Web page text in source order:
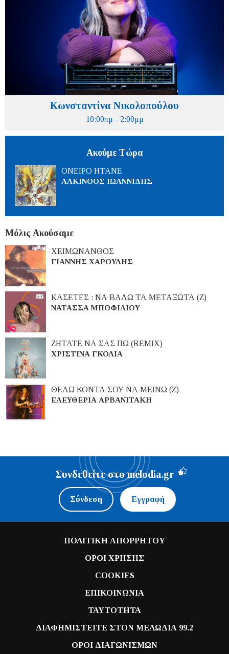
Κωνσταντίνα Νικολοπούλου
10:00πμ - 2:00μμ
Ακούμε Τώρα
ΟΝΕΙΡΟ ΗΤΑΝΕ
ΑΛΚΙΝΟΟΣ ΙΩΑΝΝΙΔΗΣ
Μόλις Ακούσαμε
ΧΕΙΜΩΝΑΝΘΟΣ
ΓΙΑΝΝΗΣ ΧΑΡΟΥΛΗΣ
ΚΑΣΕΤΕΣ : ΝΑ ΒΑΛΩ ΤΑ ΜΕΤΑΞΩΤΑ (Ζ)
ΝΑΤΑΣΣΑ ΜΠΟΦΙΛΙΟΥ
ΖΗΤΑΤΕ ΝΑ ΣΑΣ ΠΩ (REMIX)
ΧΡΙΣΤΙΝΑ ΓΚΟΛΙΑ
ΘΕΛΩ ΚΟΝΤΑ ΣΟΥ ΝΑ ΜΕΙΝΩ (Ζ)
ΕΛΕΥΘΕΡΙΑ ΑΡΒΑΝΙΤΑΚΗ
Συνδεθείτε στο melodia.gr
Σύνδεση Εγγραφή
ΠΟΛΙΤΙΚΗ ΑΠΟΡΡΗΤΟΥ
ΟΡΟΙ ΧΡΗΣΗΣ
COOKIES
ΕΠΙΚΟΙΝΩΝΙΑ
ΤΑΥΤΟΤΗΤΑ
ΔΙΑΦΗΜΙΣΤΕΙΤΕ ΣΤΟΝ ΜΕΛΩΔΙΑ 99.2
ΟΡΟΙ ΔΙΑΓΩΝΙΣΜΩΝ